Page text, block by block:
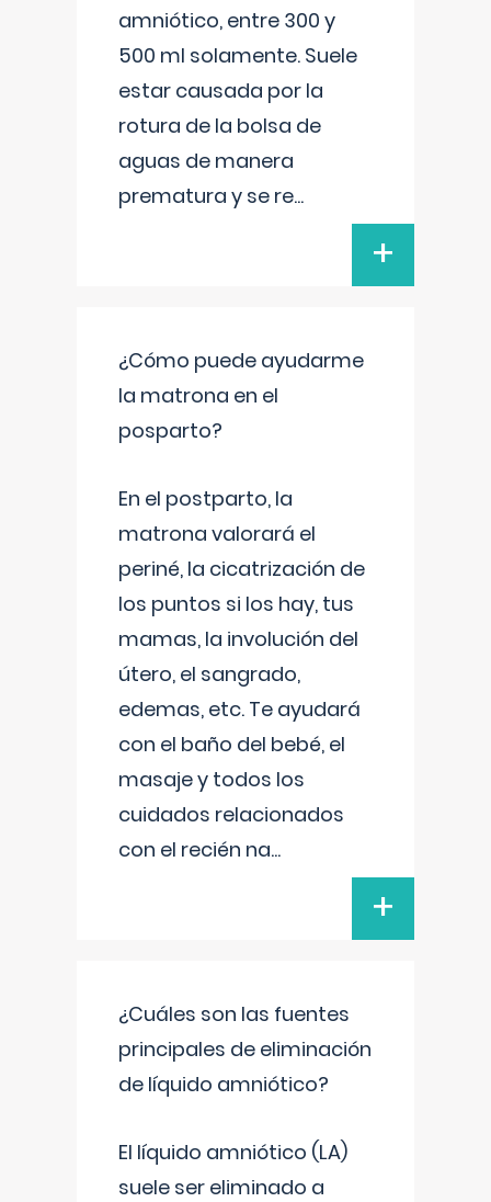
amniótico, entre 300 y
500 ml solamente. Suele
estar causada por la
rotura de la bolsa de
aguas de manera
prematura y se re...
+
¿Cómo puede ayudarme
la matrona en el
posparto?
En el postparto, la
matrona valorará el
periné, la cicatrización de
los puntos si los hay, tus
mamas, la involución del
útero, el sangrado,
edemas, etc. Te ayudará
con el baño del bebé, el
masaje y todos los
cuidados relacionados
con el recién na...
+
¿Cuáles son las fuentes
principales de eliminación
de líquido amniótico?
El líquido amniótico (LA)
suele ser eliminado a